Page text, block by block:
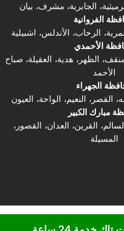
الجابرية، مشرف، بيان
الفروانية
الرحاب، الأندلس، اشبيلية
الأحمدي
الظهر، هدية، العقيلة، صباح
الأحمد
الجهراء
القصر، النعيم، الواحة، العيون
مبارك الكبير
القرين، العدان، القصور،
المسيلة